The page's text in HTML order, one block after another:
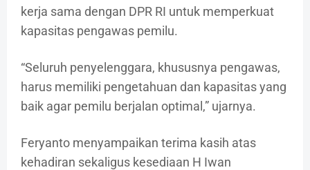
kerja sama dengan DPR RI untuk memperkuat
kapasitas pengawas pemilu.
“Seluruh penyelenggara, khususnya pengawas,
harus memiliki pengetahuan dan kapasitas yang
baik agar pemilu berjalan optimal,” ujarnya.
Feryanto menyampaikan terima kasih atas
kehadiran sekaligus kesediaan H Iwan